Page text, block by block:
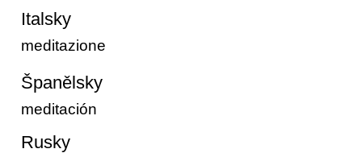
Italsky
meditazione
Španělsky
meditación
Rusky